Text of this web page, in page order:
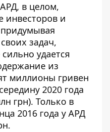
в целом,
инвесторов и
задач,
удается
из
миллионы гривен
2020 года
грн). Только в
2016 года у АРД
.